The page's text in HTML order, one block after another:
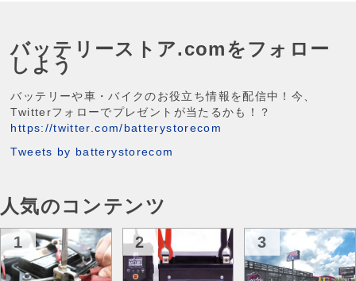
バッテリーストア.comをフォロー
しよう
バッテリーや車・バイクのお役立ち情報を配信中！今、
Twitterフォローでプレゼントが当たるかも！？
https://twitter.com/batterystorecom
Tweets by batterystorecom
人気のコンテンツ
1 2 3